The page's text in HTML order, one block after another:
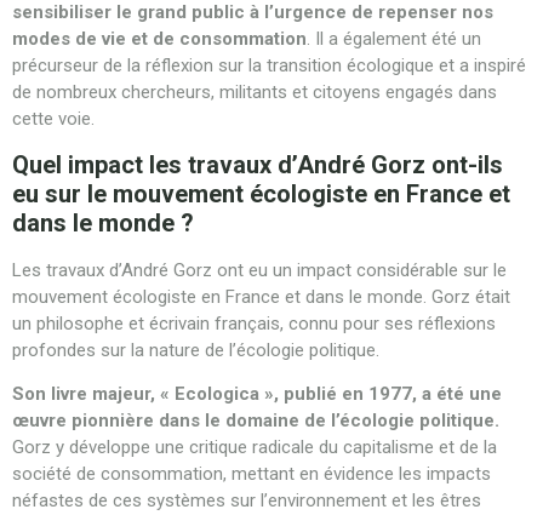
sensibiliser le grand public à l’urgence de repenser nos
modes de vie et de consommation. Il a également été un
précurseur de la réflexion sur la transition écologique et a inspiré
de nombreux chercheurs, militants et citoyens engagés dans
cette voie.
Quel impact les travaux d’André Gorz ont-ils
eu sur le mouvement écologiste en France et
dans le monde ?
Les travaux d’André Gorz ont eu un impact considérable sur le
mouvement écologiste en France et dans le monde. Gorz était
un philosophe et écrivain français, connu pour ses réflexions
profondes sur la nature de l’écologie politique.
Son livre majeur, « Ecologica », publié en 1977, a été une
œuvre pionnière dans le domaine de l’écologie politique.
Gorz y développe une critique radicale du capitalisme et de la
société de consommation, mettant en évidence les impacts
néfastes de ces systèmes sur l’environnement et les êtres